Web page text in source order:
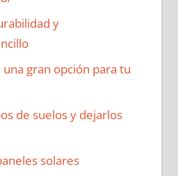
y
una gran opción para tu
de suelos y dejarlos
solares